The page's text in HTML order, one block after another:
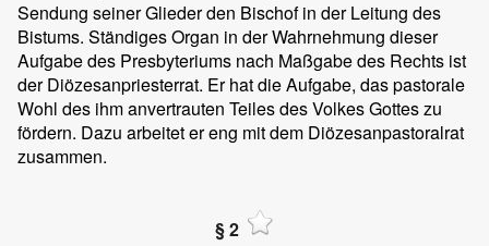
Sendung seiner Glieder den Bischof in der Leitung des
Bistums. Ständiges Organ in der Wahrnehmung dieser
Aufgabe des Presbyteriums nach Maßgabe des Rechts ist
der Diözesanpriesterrat. Er hat die Aufgabe, das pastorale
Wohl des ihm anvertrauten Teiles des Volkes Gottes zu
fördern. Dazu arbeitet er eng mit dem Diözesanpastoralrat
zusammen.
§ 2